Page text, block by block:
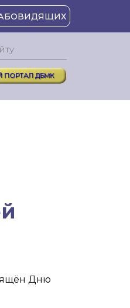
ПОРТАЛ ДБМК
Дню